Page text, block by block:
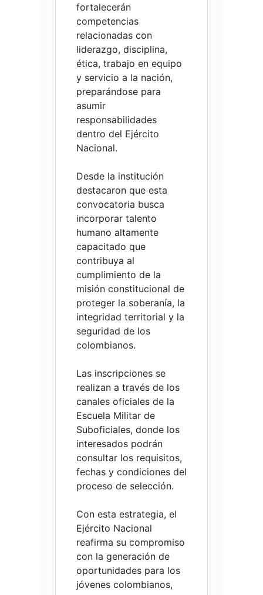
fortalecerán
competencias
relacionadas con
liderazgo, disciplina,
ética, trabajo en equipo
y servicio a la nación,
preparándose para
asumir
responsabilidades
dentro del Ejército
Nacional.
Desde la institución
destacaron que esta
convocatoria busca
incorporar talento
humano altamente
capacitado que
contribuya al
cumplimiento de la
misión constitucional de
proteger la soberanía, la
integridad territorial y la
seguridad de los
colombianos.
Las inscripciones se
realizan a través de los
canales oficiales de la
Escuela Militar de
Suboficiales, donde los
interesados podrán
consultar los requisitos,
fechas y condiciones del
proceso de selección.
Con esta estrategia, el
Ejército Nacional
reafirma su compromiso
con la generación de
oportunidades para los
jóvenes colombianos,